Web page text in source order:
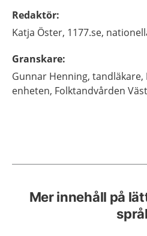
Redaktör:
Katja Öster, 1177.se,
Granskare:
Gunnar Henning, tandläkare,
enheten, Folktandvården
Mer innehåll på